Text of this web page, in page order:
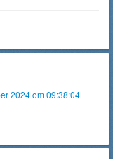
2024 om 09:38:04